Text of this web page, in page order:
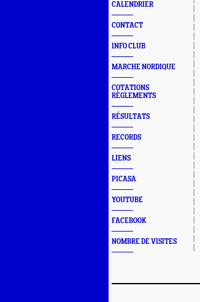
CALENDRIER
CONTACT
INFO CLUB
MARCHE NORDIQUE
COTATIONS
RÈGLEMENTS
RÉSULTATS
RECORDS
LIENS
PICASA
YOUTUBE
FACEBOOK
NOMBRE DE VISITES